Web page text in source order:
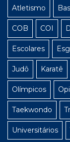
Atletismo
COB COI
Escolares
Judô Karatê
Olímpicos
Taekwondo
Universitários